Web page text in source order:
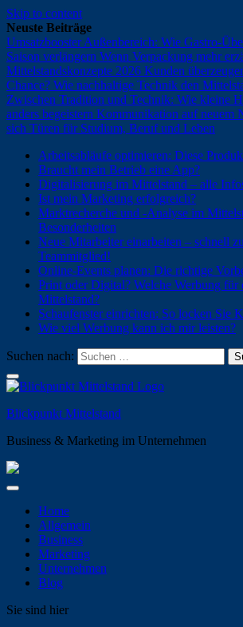
Skip to content
Neuste Beiträge
Umsatzbooster Außenbereich: Wie Gastro-
Saison verlängern Wenn Verpackung mehr
Mittelstandskonzepte 2026 Kunden
Chance? Wie nachhaltige Technik den
Zwischen Tradition und Technik: Wie kleine
anders begeistern Kommunikation auf neuem
sich Türen für Studium, Beruf und Leben
Arbeitsabläufe optimieren: Diese
Braucht mein Betrieb eine App?
Digitalisierung im Mittelstand – alle
Ist mein Marketing erfolgreich?
Marktrecherche und -Analyse im
Besonderheiten
Neue Mitarbeiter einarbeiten – schnell
Teammitglied!
Online-Events planen: Die richtige
Print oder Digital? Welche Werbung für
Mittelstand?
Schaufenster einrichten: So locken Sie
Wie viel Werbung kann ich mir leisten?
Suchen nach:
Blickpunkt Mittelstand
Business & Marketing im Unternehmen
Home
Allgemein
Business
Marketing
Unternehmen
Blog
Sie sind hier